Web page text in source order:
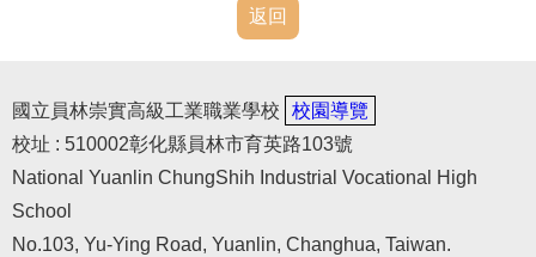
人事室(舊網頁)
返回
國立員林崇實高級工業職業學校
校園導覽
校址 : 510002彰化縣員林市育英路103號
National Yuanlin ChungShih Industrial Vocational High
School
No.103, Yu-Ying Road, Yuanlin, Changhua, Taiwan.